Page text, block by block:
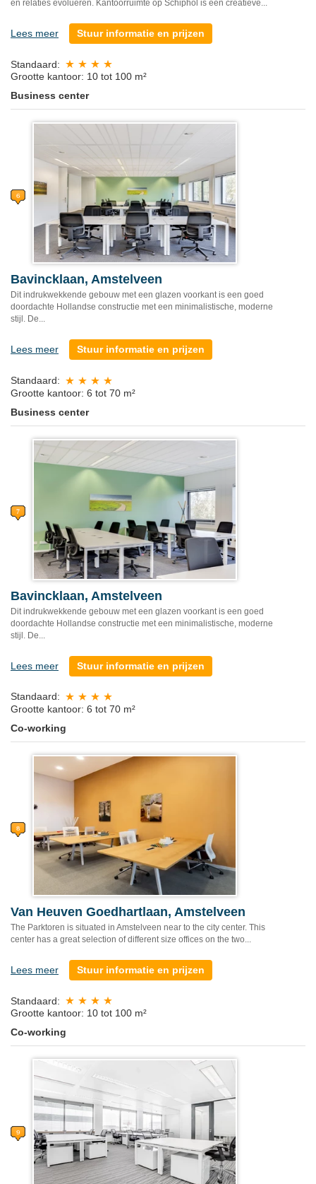
en relaties evolueren. Kantoorruimte op Schiphol is een creatieve...
Lees meer Stuur informatie en prijzen
Standaard:
Grootte kantoor: 10 tot 100 m²
Business center
Bavincklaan, Amstelveen
Dit indrukwekkende gebouw met een glazen voorkant is een goed
doordachte Hollandse constructie met een minimalistische, moderne
stijl. De...
Lees meer Stuur informatie en prijzen
Standaard:
Grootte kantoor: 6 tot 70 m²
Business center
Bavincklaan, Amstelveen
Dit indrukwekkende gebouw met een glazen voorkant is een goed
doordachte Hollandse constructie met een minimalistische, moderne
stijl. De...
Lees meer Stuur informatie en prijzen
Standaard:
Grootte kantoor: 6 tot 70 m²
Co-working
Van Heuven Goedhartlaan, Amstelveen
The Parktoren is situated in Amstelveen near to the city center. This
center has a great selection of different size offices on the two...
Lees meer Stuur informatie en prijzen
Standaard:
Grootte kantoor: 10 tot 100 m²
Co-working